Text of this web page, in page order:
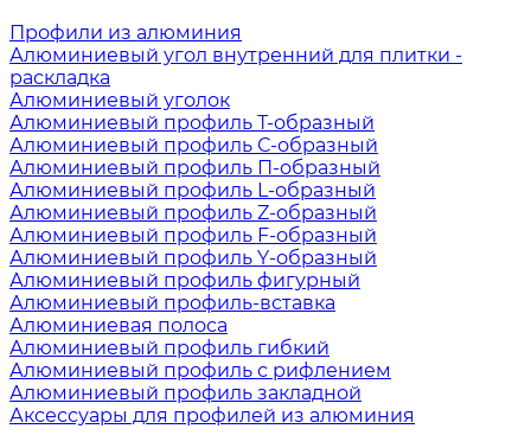
Профили из алюминия
Алюминиевый угол внутренний для плитки -
раскладка
Алюминиевый уголок
Алюминиевый профиль Т-образный
Алюминиевый профиль С-образный
Алюминиевый профиль П-образный
Алюминиевый профиль L-образный
Алюминиевый профиль Z-образный
Алюминиевый профиль F-образный
Алюминиевый профиль Y-образный
Алюминиевый профиль фигурный
Алюминиевый профиль-вставка
Алюминиевая полоса
Алюминиевый профиль гибкий
Алюминиевый профиль с рифлением
Алюминиевый профиль закладной
Аксессуары для профилей из алюминия